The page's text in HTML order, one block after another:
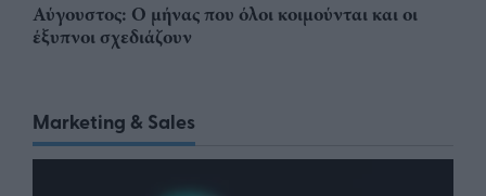
Αύγουστος: Ο μήνας που όλοι κοιμούνται και οι
έξυπνοι σχεδιάζουν
Marketing & Sales